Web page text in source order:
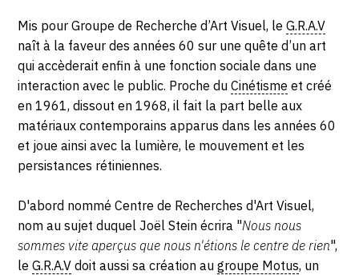
LEXIQUE ARTISTIQUE
SERVICES
CRÉER SON CATALOGUE RAISONNÉ
CRÉER SON SITE ARTISTE
CRÉER SON CATALOGUE D'EXPO
Mis pour Groupe de Recherche d’Art Visuel, leG.R.A.V
naît à la faveur des années 60 sur une quête d’un art
qui accèderait enfin à une fonction sociale dans une
interaction avec le public. Proche duCinétisme et créé
en 1961, dissout en 1968, il fait la part belle aux
matériaux contemporains apparus dans les années 60
et joue ainsi avec la lumière, le mouvement et les
persistances rétiniennes.
D'abord nommé Centre de Recherches d'Art Visuel,
nom au sujet duquel Joël Stein écrira "Nous nous
sommes vite aperçus que nous n'étions le centre de rien",
leG.R.A.V doit aussi sa création augroupe Motus, un